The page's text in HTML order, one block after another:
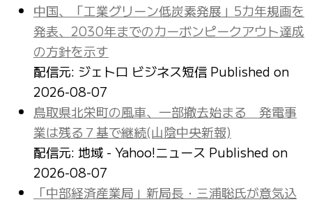
中国、「工業グリーン低炭素発展」5カ年規画を
発表、2030年までのカーボンピークアウト達成
の方針を示す
配信元: ジェトロ ビジネス短信 Published on
2026-08-07
鳥取県北栄町の風車、一部撤去始まる 発電事
業は残る７基で継続(山陰中央新報)
配信元: 地域 - Yahoo!ニュース Published on
2026-08-07
「中部経済産業局」新局長・三浦聡氏が意気込